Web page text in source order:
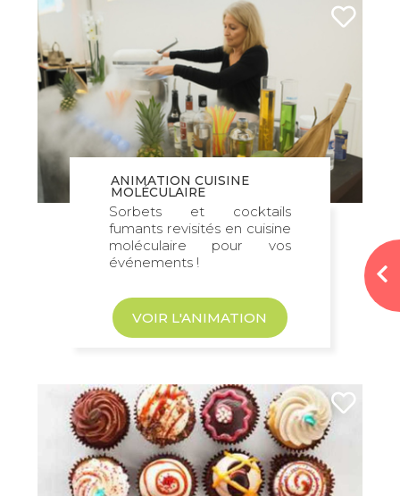
ANIMATION CUISINE
MOLÉCULAIRE
Sorbets et cocktails
fumants revisités en cuisine
moléculaire pour vos
événements !
VOIR L'ANIMATION